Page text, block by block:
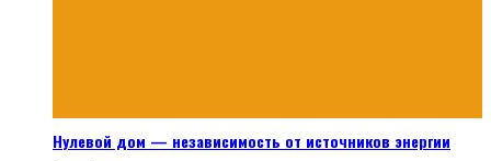
Нулевой дом — независимость от источников энергии